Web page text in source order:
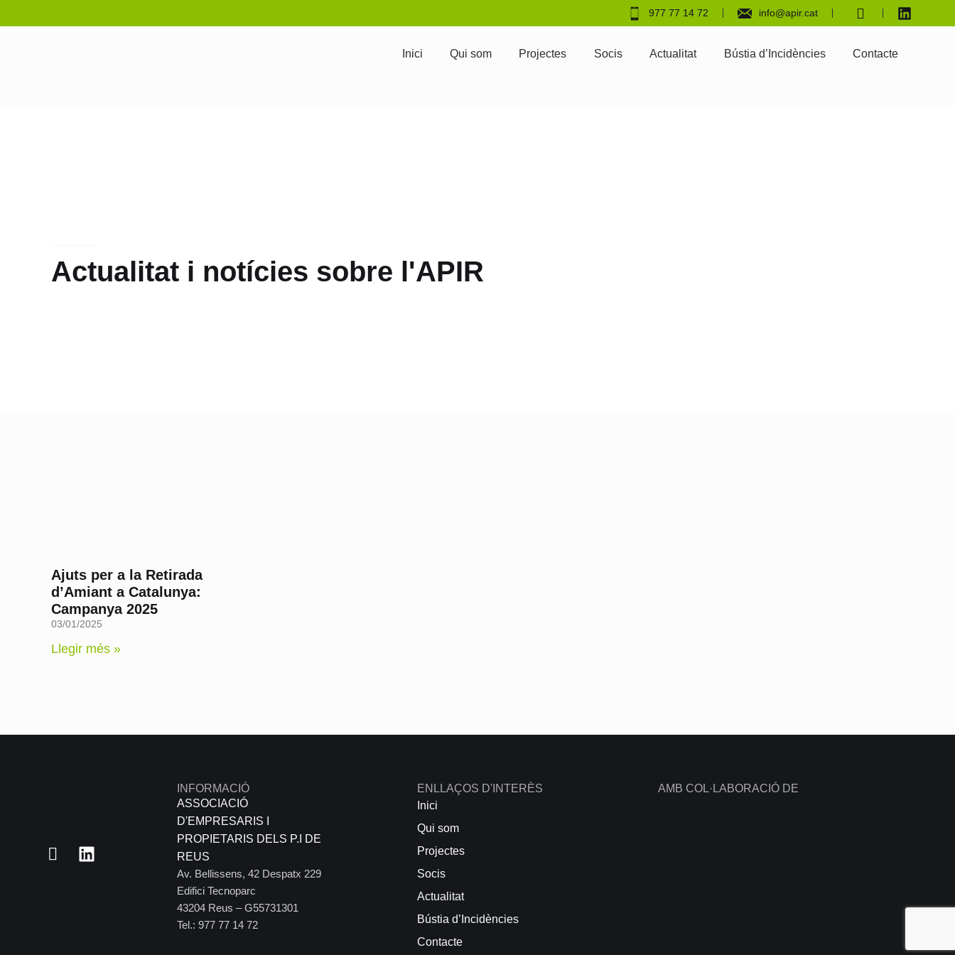
977 77 14 72 info@apir.cat
Inici Qui som Projectes Socis Actualitat Bústia d’Incidències Contacte
Actualitat i notícies sobre l'APIR
Ajuts per a la Retirada
d’Amiant a Catalunya:
Campanya 2025
03/01/2025
Llegir més »
INFORMACIÓ
ASSOCIACIÓ
D'EMPRESARIS I
PROPIETARIS DELS P.I DE
REUS
Av. Bellissens, 42 Despatx 229
Edifici Tecnoparc
43204 Reus – G55731301
Tel.: 977 77 14 72
ENLLAÇOS D'INTERÈS
Inici
Qui som
Projectes
Socis
Actualitat
Bústia d’Incidències
Contacte
AMB COL·LABORACIÓ DE